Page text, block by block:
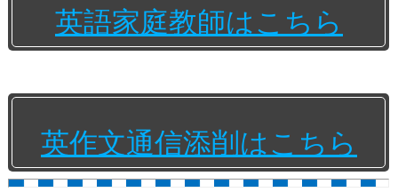
英語家庭教師はこちら
英作文通信添削はこちら